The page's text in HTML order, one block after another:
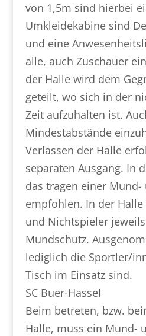
von 1,5m sind hierbei
Umkleidekabine sind
und eine
alle, auch Zuschauer
der Halle wird dem
geteilt, wo sich in der
Zeit aufzuhalten ist.
Mindestabstände
Verlassen der Halle
separaten Ausgang. In
das tragen einer Mund-
empfohlen. In der
und Nichtspieler
Mundschutz.
lediglich die Sportler/
Tisch im Einsatz sind.
SC Buer-Hassel
Beim betreten, bzw.
Halle, muss ein Mund-